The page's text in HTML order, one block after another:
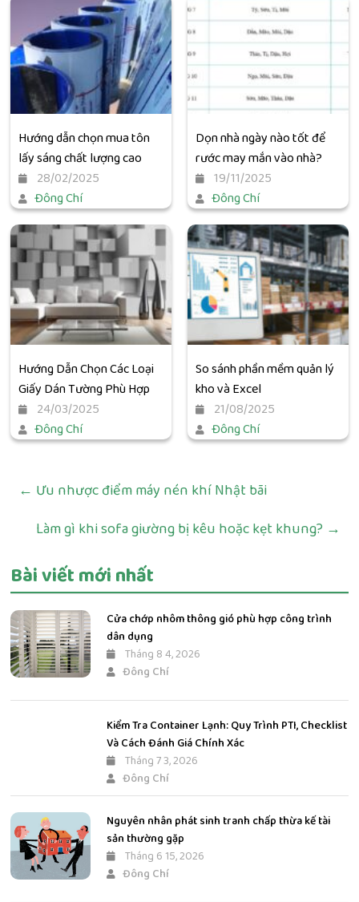
Hướng dẫn chọn mua tôn
lấy sáng chất lượng cao
28/02/2025
Đông Chí
Dọn nhà ngày nào tốt để
rước may mắn vào nhà?
19/11/2025
Đông Chí
Hướng Dẫn Chọn Các Loại
Giấy Dán Tường Phù Hợp
24/03/2025
Đông Chí
So sánh phần mềm quản lý
kho và Excel
21/08/2025
Đông Chí
← Ưu nhược điểm máy nén khí Nhật bãi
Làm gì khi sofa giường bị kêu hoặc kẹt khung? →
Bài viết mới nhất
Cửa chớp nhôm thông gió phù hợp công trình
dân dụng
Tháng 8 4, 2026
Đông Chí
Kiểm Tra Container Lạnh: Quy Trình PTI, Checklist
Và Cách Đánh Giá Chính Xác
Tháng 7 3, 2026
Đông Chí
Nguyên nhân phát sinh tranh chấp thừa kế tài
sản thường gặp
Tháng 6 15, 2026
Đông Chí